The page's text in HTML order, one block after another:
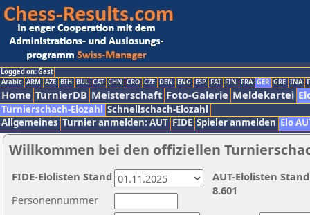
Logged on: Gast
Arabic ARM AZE BIH BUL CAT CHN CRO CZE DEN ENG ESP FAI FIN FRA GER GRE INA
Home TurnierDB Meisterschaft Foto-Galerie Meldekartei
Turnierschach-Elozahl Schnellschach-Elozahl
Allgemeines Turnier anmelden: AUT FIDE Spieler anmelden Elo
Willkommen bei den offiziellen
Personennummer
AUT-Elolisten
8.601
FIDE-Elolisten Stand